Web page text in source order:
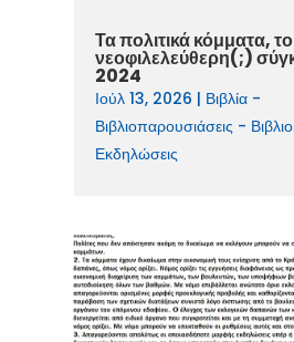
Τα πολιτικά κόμματα,
νεοφιλελεύθερη(;)
2024
Ιούλ 13, 2026 | Βιβλία -
Βιβλιοπαρουσιάσεις -
Εκδηλώσεις